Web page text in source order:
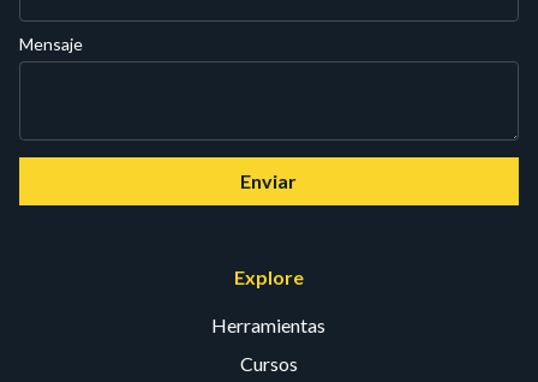
Mensaje
Enviar
Explore
Herramientas
Cursos